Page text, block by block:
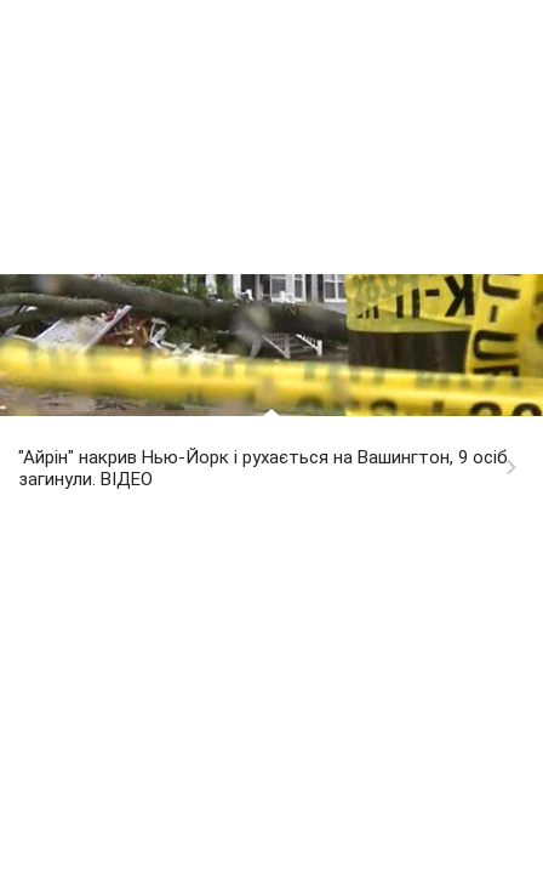
"Айрін" накрив Нью-Йорк і рухається на Вашингтон, 9 осіб
загинули. ВІДЕО